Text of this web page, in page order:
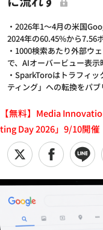
・2026年1～4月の米国
2024年の60.45%から7.56
・1000検索あたり外部ウ
で、AIオーバービュー表
・SparkToroはトラフィ
ティング」への転換をパ
【無料】Media
ting Day 2026」9/10開催